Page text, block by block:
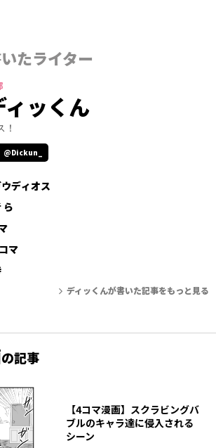
たライター
ィッくん
！
@Dickun_
ウディオス
ら
マ
ディッくんが書いた記事をもっと見る
の記事
【4コマ漫画】スクラビングバ
ブルのキャラ達に侵入される
シーン